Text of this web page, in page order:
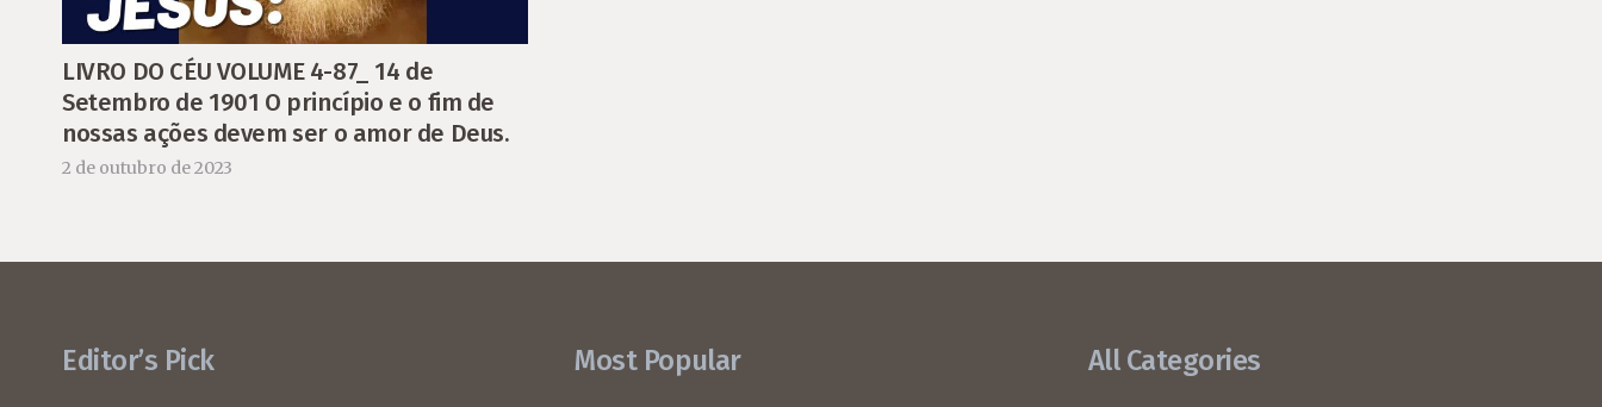
LIVRO DO CÉU VOLUME 4-87_ 14 de
Setembro de 1901 O princípio e o fim de
nossas ações devem ser o amor de Deus.
2 de outubro de 2023
Editor’s Pick Most Popular All Categories